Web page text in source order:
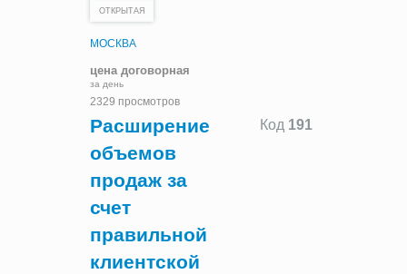
ОТКРЫТАЯ
МОСКВА
цена договорная
за день
2329 просмотров
Код 191
Расширение
объемов
продаж за
счет
правильной
клиентской